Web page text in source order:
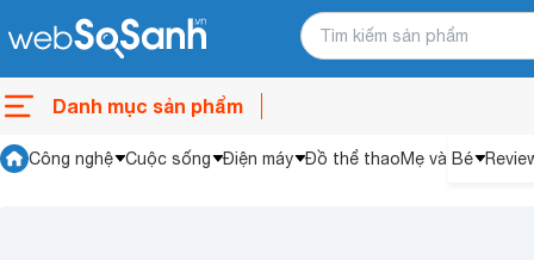
Danh mục sản phẩm
Công nghệ Cuộc sống Điện máy Đồ thể thaoMẹ và Bé